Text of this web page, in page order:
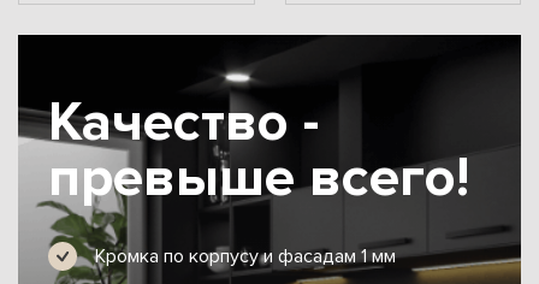
Качество -
превыше всего!
Кромка по корпусу и фасадам 1 мм